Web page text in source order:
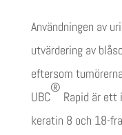
Användningen av
utvärdering av
eftersom
UBC
®
Rapid är
keratin 8 och 18-